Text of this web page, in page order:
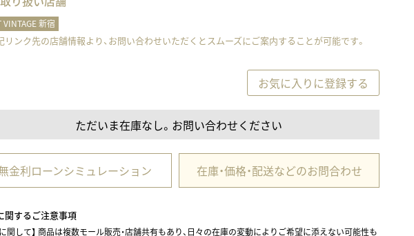
VINTAGE 新宿
ンク先の店舗情報より、お問い合わせいただくとスムーズにご案内することが可能です。
お気に入りに登録する
ただいま在庫なし。お問い合わせください
金利ローンシミュレーション 在庫・価格・配送などのお問合わせ
関するご注意事項
に関して】 商品は複数モール販売・店舗共有もあり、日々の在庫の変動によりご希望に添えない可能性も